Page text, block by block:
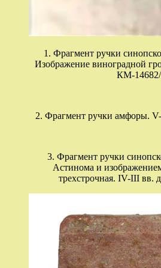
1. Фрагмент ручки
Изображение виноградной
КМ-
2. Фрагмент ручки амфоры.
3. Фрагмент ручки
Астинома и
трехстрочная. IV-III вв.